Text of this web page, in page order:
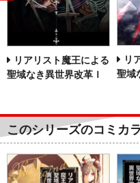
リアリスト魔王による
聖域なき異世界改革Ｉ
リ
聖域
このシリーズのコミカ